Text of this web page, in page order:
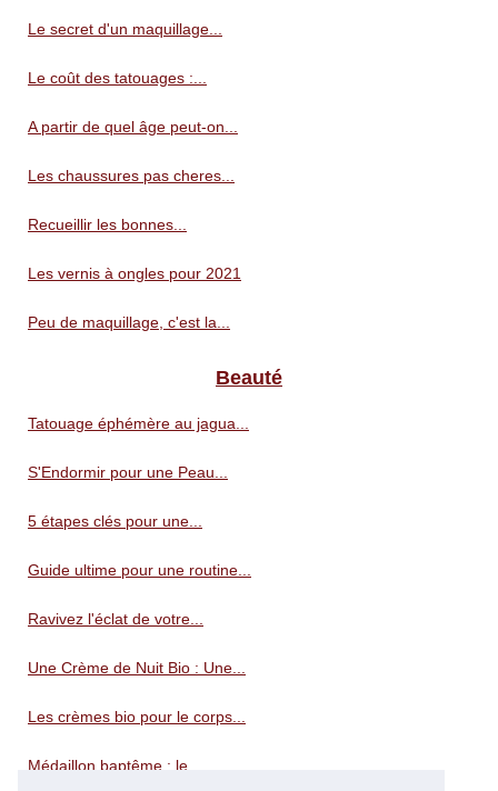
Le secret d'un maquillage...
Le coût des tatouages :...
A partir de quel âge peut-on...
Les chaussures pas cheres...
Recueillir les bonnes...
Les vernis à ongles pour 2021
Peu de maquillage, c'est la...
Beauté
Tatouage éphémère au jagua...
S'Endormir pour une Peau...
5 étapes clés pour une...
Guide ultime pour une routine...
Ravivez l'éclat de votre...
Une Crème de Nuit Bio : Une...
Les crèmes bio pour le corps...
Médaillon baptême : le...